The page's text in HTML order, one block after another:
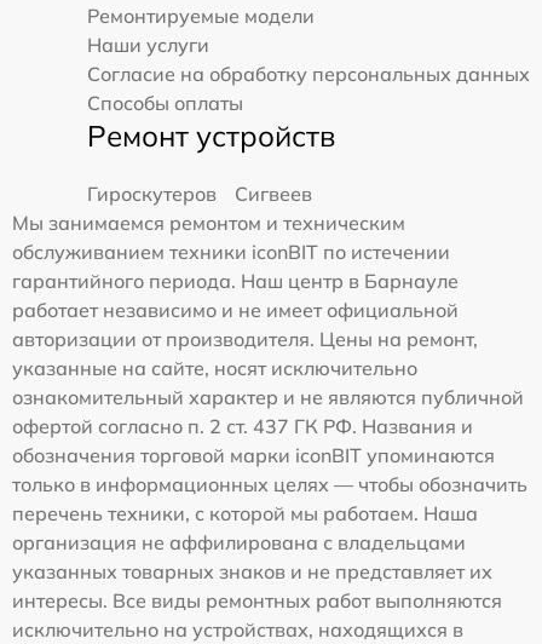
Ремонтируемые модели
Наши услуги
Согласие на обработку персональных данных
Способы оплаты
Ремонт устройств
Гироскутеров
Сигвеев
Мы занимаемся ремонтом и техническим
обслуживанием техники iconBIT по истечении
гарантийного периода. Наш центр в Барнауле
работает независимо и не имеет официальной
авторизации от производителя. Цены на ремонт,
указанные на сайте, носят исключительно
ознакомительный характер и не являются публичной
офертой согласно п. 2 ст. 437 ГК РФ. Названия и
обозначения торговой марки iconBIT упоминаются
только в информационных целях — чтобы обозначить
перечень техники, с которой мы работаем. Наша
организация не аффилирована с владельцами
указанных товарных знаков и не представляет их
интересы. Все виды ремонтных работ выполняются
исключительно на устройствах, находящихся в